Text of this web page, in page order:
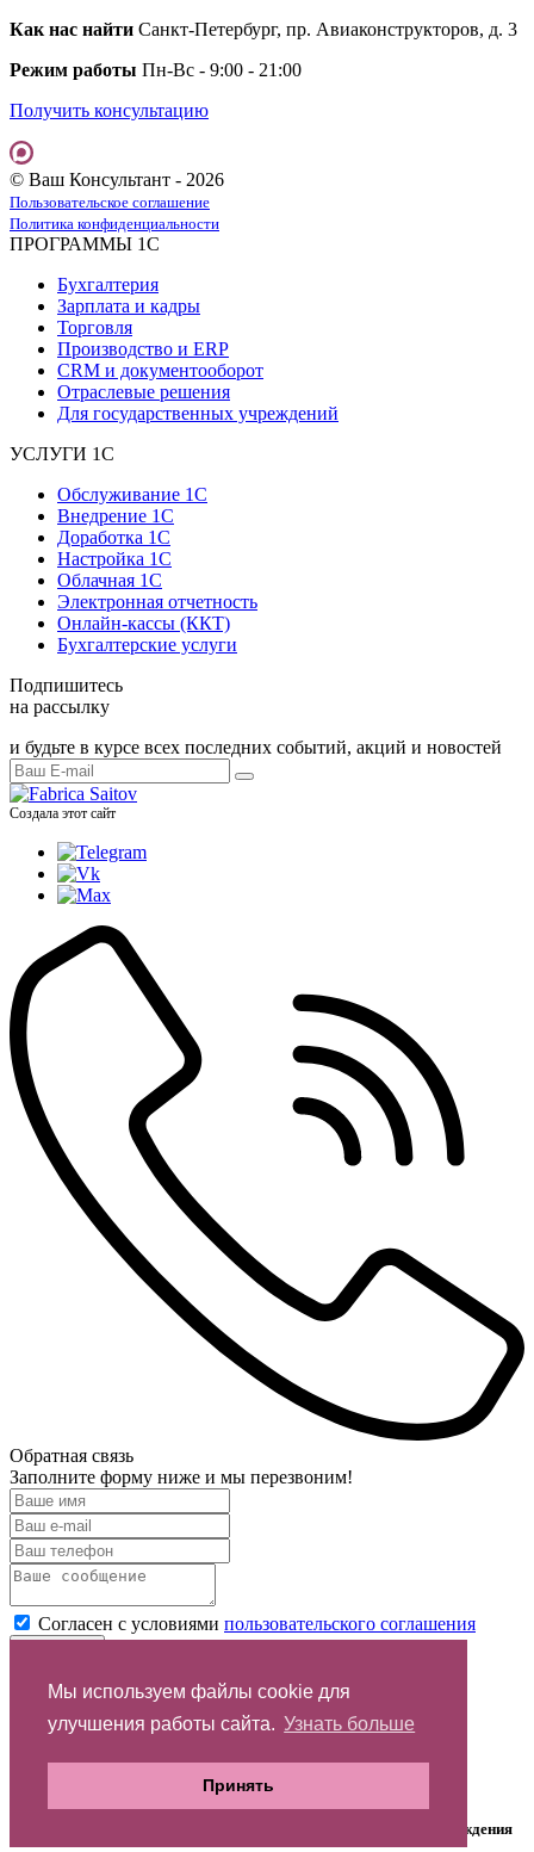
Мы используем файлы cookie для
улучшения работы сайта. Узнать больше
Принять
Как нас найти Санкт-Петербург, пр. Авиаконструкторов, д. 3
Режим работы Пн-Вс - 9:00 - 21:00
Получить консультацию
© Ваш Консультант - 2026
Пользовательское соглашение
Политика конфиденциальности
ПРОГРАММЫ 1С
Бухгалтерия
Зарплата и кадры
Торговля
Производство и ERP
CRM и документооборот
Отраслевые решения
Для государственных учреждений
УСЛУГИ 1С
Обслуживание 1С
Внедрение 1С
Доработка 1С
Настройка 1С
Облачная 1С
Электронная отчетность
Онлайн-кассы (ККТ)
Бухгалтерские услуги
Подпишитесь
на рассылку
и будьте в курсе всех последних событий, акций и новостей
Создала этот сайт
Обратная связь
Заполните форму ниже и мы перезвоним!
Согласен с условиями пользовательского соглашения
Спасибо за обращение
запрос направлен менеджеру
На указанный email отправлено письмо со ссылкой для подтверждения